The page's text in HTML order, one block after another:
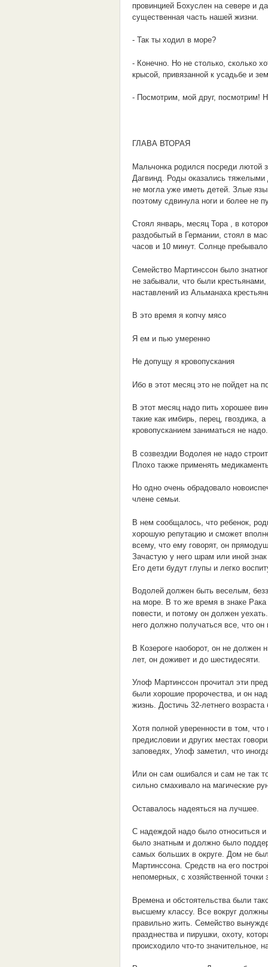
провинцией Бохуслен на севере и
существенная часть нашей жизни.
- Так ты ходил в море?
- Конечно. Но не столько, сколько
крысой, привязанной к усадьбе и
- Посмотрим, мой друг, посмотрим!
ГЛАВА ВТОРАЯ
Мальчонка родился посреди лютой
Дагвинд. Роды оказались тяжелыми
не могла уже иметь детей. Злые
поэтому сдвинула ноги и более не
Стоял январь, месяц Тора , в
раздобытый в Германии, стоял в
часов и 10 минут. Солнце
Семейство Мартинссон было
не забывали, что были
наставлений из Альманаха
В это время я копчу мясо
Я ем и пью умеренно
Не допущу я кровопускания
Ибо в этот месяц это не пойдет на
В этот месяц надо пить хорошее
такие как имбирь, перец, гвоздика,
кровопусканием заниматься не надо.
В созвездии Водолея не надо
Плохо также применять
Но одно очень обрадовало
члене семьи.
В нем сообщалось, что ребенок,
хорошую репутацию и сможет
всему, что ему говорят, он
Зачастую у него шрам или иной
Его дети будут глупы и легко
Водолей должен быть веселым,
на море. В то же время в знаке
повести, и потому он должен
него должно получаться все, что он
В Козероге наоборот, он не должен
лет, он доживет и до шестидесяти.
Улоф Мартинссон прочитал эти
были хорошие пророчества, и он
жизнь. Достичь 32-летнего
Хотя полной уверенности в том,
предисловии и других местах
заповедях, Улоф заметил, что
Или он сам ошибался и сам не так
сильно смахивало на магические
Оставалось надеяться на лучшее.
С надеждой надо было относиться
было знатным и должно было
самых больших в округе. Дом не
Мартинссона. Средств на его
непомерных, с хозяйственной точки
Времена и обстоятельства были
высшему классу. Все вокруг должны
правильно жить. Семейство
празднества и пирушки, охоту,
происходило что-то значительное,